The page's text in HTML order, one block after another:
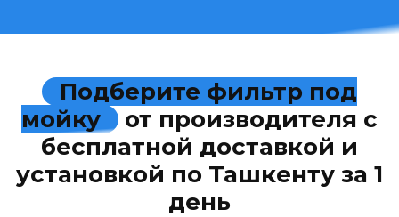
Подберите фильтр под
мойку
от производителя с
бесплатной доставкой и
установкой по Ташкенту за 1
день